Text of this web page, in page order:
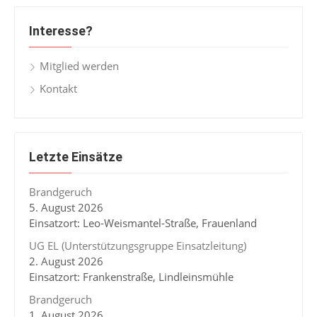
Interesse?
Mitglied werden
Kontakt
Letzte Einsätze
Brandgeruch
5. August 2026
Einsatzort: Leo-Weismantel-Straße, Frauenland
UG EL (Unterstützungsgruppe Einsatzleitung)
2. August 2026
Einsatzort: Frankenstraße, Lindleinsmühle
Brandgeruch